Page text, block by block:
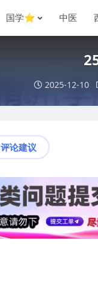
国学⭐ 中医
2025-12-10
评论建议